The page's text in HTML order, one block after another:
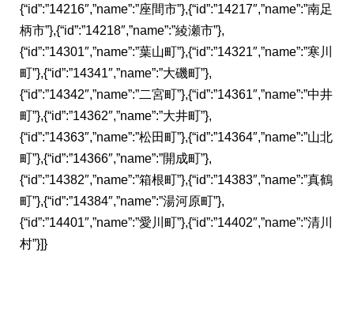
{“id”:”14216″,”name”:”座間市”},{“id”:”14217″,”name”:”南足
柄市”},{“id”:”14218″,”name”:”綾瀬市”},
{“id”:”14301″,”name”:”葉山町”},{“id”:”14321″,”name”:”寒川
町”},{“id”:”14341″,”name”:”大磯町”},
{“id”:”14342″,”name”:”二宮町”},{“id”:”14361″,”name”:”中井
町”},{“id”:”14362″,”name”:”大井町”},
{“id”:”14363″,”name”:”松田町”},{“id”:”14364″,”name”:”山北
町”},{“id”:”14366″,”name”:”開成町”},
{“id”:”14382″,”name”:”箱根町”},{“id”:”14383″,”name”:”真鶴
町”},{“id”:”14384″,”name”:”湯河原町”},
{“id”:”14401″,”name”:”愛川町”},{“id”:”14402″,”name”:”清川
村”}]}